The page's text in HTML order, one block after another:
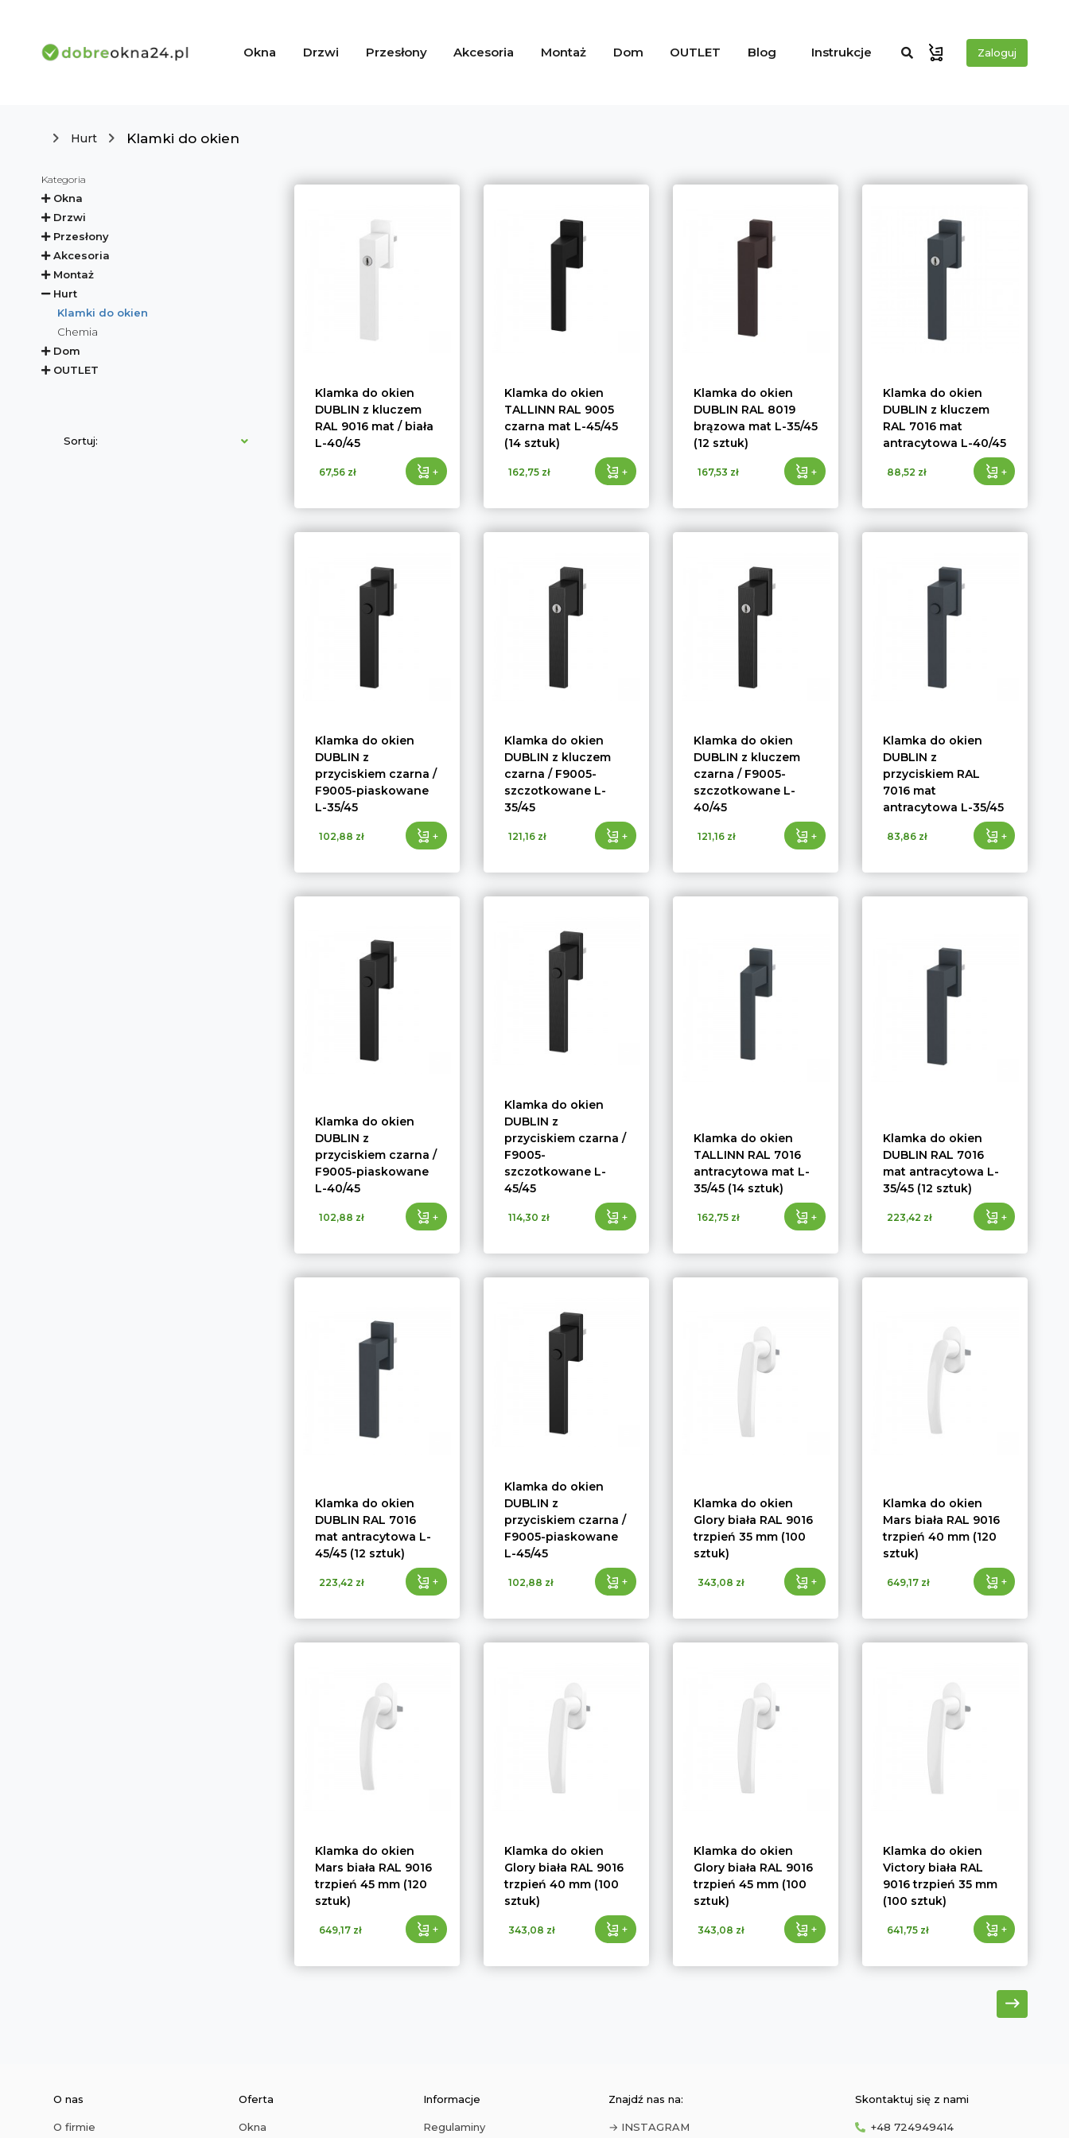
Okna Drzwi Przesłony Akcesoria Montaż Dom OUTLET Blog Instrukcje Zaloguj
Hurt Klamki do okien
Kategoria
Okna
Drzwi
Przesłony
Akcesoria
Montaż
Hurt
Klamki do okien
Chemia
Dom
OUTLET
Sortuj:
Klamka do okien
DUBLIN z kluczem
RAL 9016 mat / biała
L-40/45
67,56 zł +
Klamka do okien
TALLINN RAL 9005
czarna mat L-45/45
(14 sztuk)
162,75 zł +
Klamka do okien
DUBLIN RAL 8019
brązowa mat L-35/45
(12 sztuk)
167,53 zł +
Klamka do okien
DUBLIN z kluczem
RAL 7016 mat
antracytowa L-40/45
88,52 zł +
Klamka do okien
DUBLIN z
przyciskiem czarna /
F9005-piaskowane
L-35/45
102,88 zł +
Klamka do okien
DUBLIN z kluczem
czarna / F9005-
szczotkowane L-
35/45
121,16 zł +
Klamka do okien
DUBLIN z kluczem
czarna / F9005-
szczotkowane L-
40/45
121,16 zł +
Klamka do okien
DUBLIN z
przyciskiem RAL
7016 mat
antracytowa L-35/45
83,86 zł +
Klamka do okien
DUBLIN z
przyciskiem czarna /
F9005-piaskowane
L-40/45
102,88 zł +
Klamka do okien
DUBLIN z
przyciskiem czarna /
F9005-
szczotkowane L-
45/45
114,30 zł +
Klamka do okien
TALLINN RAL 7016
antracytowa mat L-
35/45 (14 sztuk)
162,75 zł +
Klamka do okien
DUBLIN RAL 7016
mat antracytowa L-
35/45 (12 sztuk)
223,42 zł +
Klamka do okien
DUBLIN RAL 7016
mat antracytowa L-
45/45 (12 sztuk)
223,42 zł +
Klamka do okien
DUBLIN z
przyciskiem czarna /
F9005-piaskowane
L-45/45
102,88 zł +
Klamka do okien
Glory biała RAL 9016
trzpień 35 mm (100
sztuk)
343,08 zł +
Klamka do okien
Mars biała RAL 9016
trzpień 40 mm (120
sztuk)
649,17 zł +
Klamka do okien
Mars biała RAL 9016
trzpień 45 mm (120
sztuk)
649,17 zł +
Klamka do okien
Glory biała RAL 9016
trzpień 40 mm (100
sztuk)
343,08 zł +
Klamka do okien
Glory biała RAL 9016
trzpień 45 mm (100
sztuk)
343,08 zł +
Klamka do okien
Victory biała RAL
9016 trzpień 35 mm
(100 sztuk)
641,75 zł +
O nas
O firmie
Oferta
Okna
Informacje
Regulaminy
Znajdź nas na:
→ INSTAGRAM
Skontaktuj się z nami
+48 724949414